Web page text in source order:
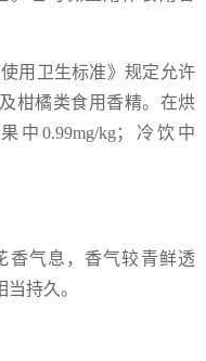
用卫生标准》规定允许
柑橘类食用香精。在烘
中0.99mg/kg；冷饮中
香气息，香气较青鲜透
持久。